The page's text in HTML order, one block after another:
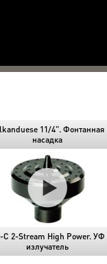
11/4". Фонтанная
насадка
C 2-Stream High Power. УФ
излучатель